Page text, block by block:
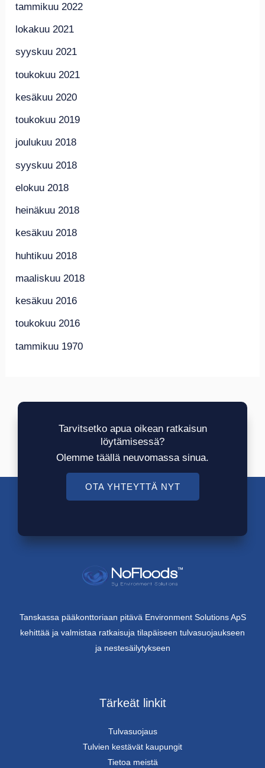
tammikuu 2022
lokakuu 2021
syyskuu 2021
toukokuu 2021
kesäkuu 2020
toukokuu 2019
joulukuu 2018
syyskuu 2018
elokuu 2018
heinäkuu 2018
kesäkuu 2018
huhtikuu 2018
maaliskuu 2018
kesäkuu 2016
toukokuu 2016
tammikuu 1970
Tarvitsetko apua oikean ratkaisun
löytämisessä?
Olemme täällä neuvomassa sinua.
OTA YHTEYTTÄ NYT
Tanskassa pääkonttoriaan pitävä Environment Solutions ApS
kehittää ja valmistaa ratkaisuja tilapäiseen tulvasuojaukseen
ja nestesäilytykseen
Tärkeät linkit
Tulvasuojaus
Tulvien kestävät kaupungit
Tietoa meistä